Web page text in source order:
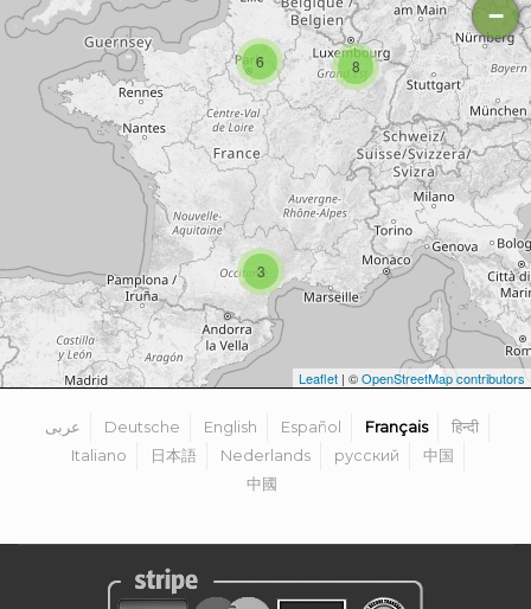
3
6 8
−
Leaflet | ©OpenStreetMap contributors
عربى Deutsche English Español Français
हिन्दी
Italiano
日本語 Nederlands русский
中国
中國